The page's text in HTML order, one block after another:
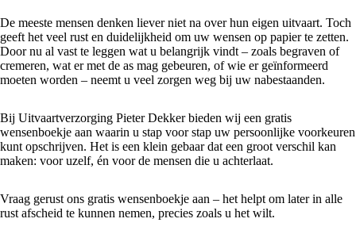
De meeste mensen denken liever niet na over hun eigen uitvaart. Toch
geeft het veel rust en duidelijkheid om uw wensen op papier te zetten.
Door nu al vast te leggen wat u belangrijk vindt – zoals begraven of
cremeren, wat er met de as mag gebeuren, of wie er geïnformeerd
moeten worden – neemt u veel zorgen weg bij uw nabestaanden.
Bij Uitvaartverzorging Pieter Dekker bieden wij een gratis
wensenboekje aan waarin u stap voor stap uw persoonlijke voorkeuren
kunt opschrijven. Het is een klein gebaar dat een groot verschil kan
maken: voor uzelf, én voor de mensen die u achterlaat.
Vraag gerust ons gratis wensenboekje aan – het helpt om later in alle
rust afscheid te kunnen nemen, precies zoals u het wilt.